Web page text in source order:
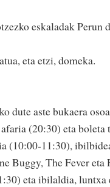
eskaladak
eta etzi, domeka.
dute aste bukaera
(20:30) eta
(10:00-11:30),
Buggy, The Fever
eta ibilaldia, luntxa